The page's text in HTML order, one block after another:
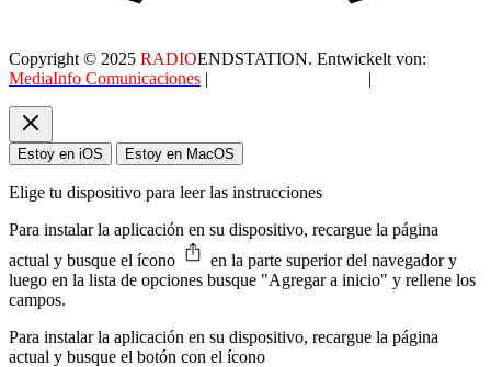
Copyright © 2025 RADIOENDSTATION. Entwickelt von:
MediaInfo Comunicaciones | |
Estoy en iOS Estoy en MacOS
Elige tu dispositivo para leer las instrucciones
Para instalar la aplicación en su dispositivo, recargue la página
actual y busque el ícono
en la parte superior del navegador y
luego en la lista de opciones busque "Agregar a inicio" y rellene los
campos.
Para instalar la aplicación en su dispositivo, recargue la página
actual y busque el botón con el ícono